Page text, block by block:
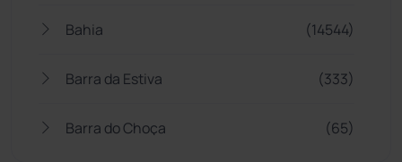
Bahia (14544)
Barra da Estiva (333)
Barra do Choça (65)